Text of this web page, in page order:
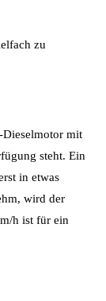
zu
Dieselmotor mit
steht. Ein
in etwas
wird der
h ist für ein